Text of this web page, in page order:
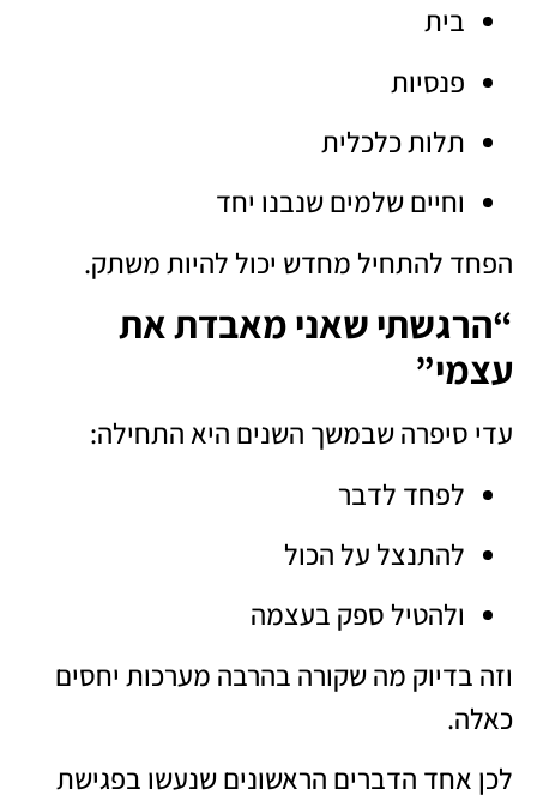
בית
פנסיות
תלות כלכלית
וחיים שלמים שנבנו יחד
הפחד להתחיל מחדש יכול להיות משתק.
“הרגשתי שאני מאבדת את
עצמי”
עדי סיפרה שבמשך השנים היא התחילה:
לפחד לדבר
להתנצל על הכול
ולהטיל ספק בעצמה
וזה בדיוק מה שקורה בהרבה מערכות יחסים
כאלה.
לכן אחד הדברים הראשונים שנעשו בפגישת